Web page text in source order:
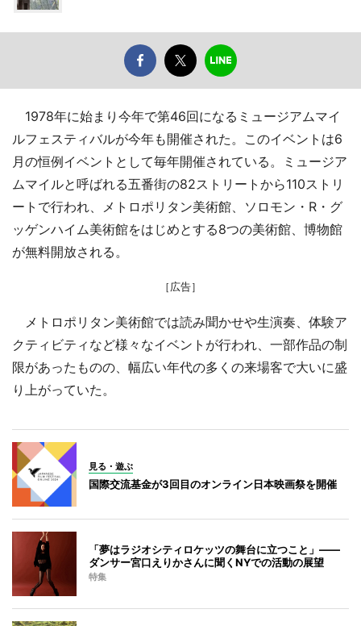
1978年に始まり今年で第46回になるミュージアムマイ
ルフェスティバルが今年も開催された。このイベントは6
月の恒例イベントとして毎年開催されている。ミュージア
ムマイルと呼ばれる五番街の82ストリートから110ストリ
ートで行われ、メトロポリタン美術館、ソロモン・R・グ
ッゲンハイム美術館をはじめとする8つの美術館、博物館
が無料開放される。
［広告］
メトロポリタン美術館では読み聞かせや生演奏、体験ア
クティビティなど様々なイベントが行われ、一部作品の制
限があったものの、幅広い年代の多くの来場客で大いに盛
り上がっていた。
見る・遊ぶ
国際交流基金が3回目のオンライン日本映画祭を開催
「夢はラジオシティロケッツの舞台に立つこと」――
ダンサー宮口えりかさんに聞くNYでの活動の展望
特集